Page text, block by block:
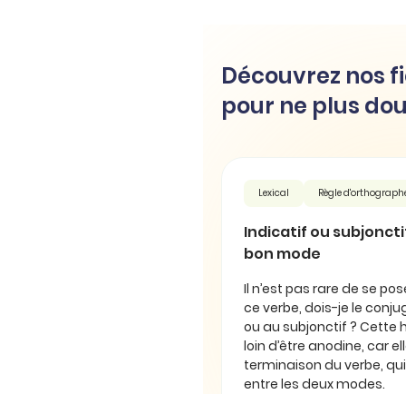
Découvrez nos
pour ne plus
Lexical Règle
Indicatif ou
bon mode
Il n’est pas rare de se
ce verbe, dois-je le
ou au subjonctif ? Cette
loin d’être anodine, car
terminaison du verbe,
entre les deux modes.